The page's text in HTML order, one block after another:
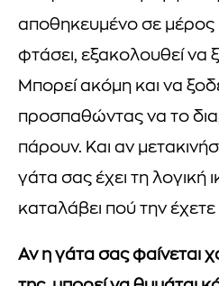
αποθηκευμένο σε μέρος
φτάσει, εξακολουθεί να
Μπορεί ακόμη και να
προσπαθώντας να το
πάρουν. Και αν
γάτα σας έχει τη λογική
καταλάβει πού την έχετε
Αν η γάτα σας φαίνεται